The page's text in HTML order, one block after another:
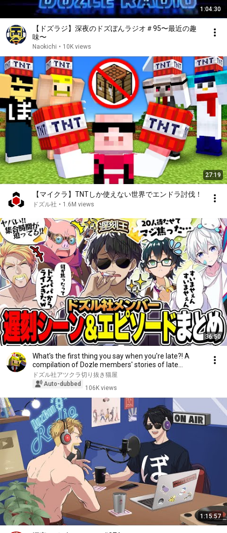
1:04:30
【ドズラジ】深夜のドズぼんラジオ＃95〜最近の趣
味〜
Naokichi • 10K views
27:19
【マイクラ】TNTしか使えない世界でエンドラ討伐！
ドズル社 • 1.6M views
36:50
What's the first thing you say when you're late?! A
compilation of Dozle members' stories of late...
ドズル社アツクラ切り抜き猫屋
Auto-dubbed
106K views
1:15:57